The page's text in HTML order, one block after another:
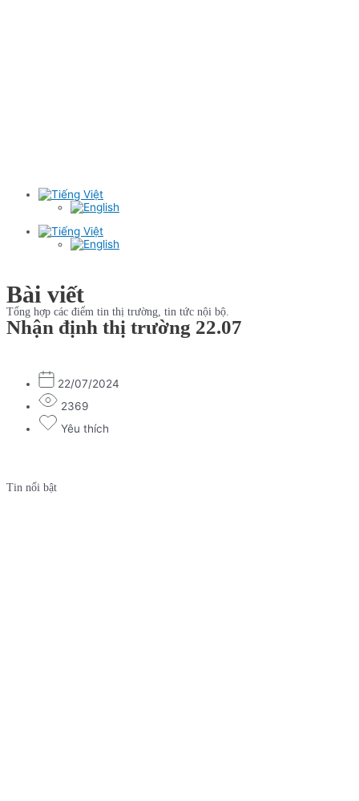
Bài viết
Tổng hợp các điểm tin thị trường, tin tức nội bộ.
Nhận định thị trường 22.07
22/07/2024
2369
Yêu thích
Tin nổi bật